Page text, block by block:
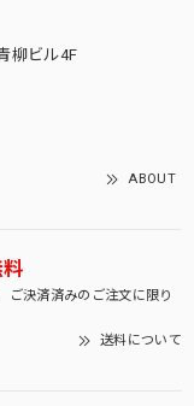
柳ビル4F
ABOUT
決済済みのご注文に限り
送料について